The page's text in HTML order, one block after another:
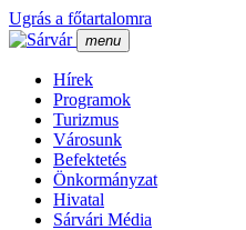
Ugrás a főtartalomra
menu
Hí­rek
Programok
Turizmus
Városunk
Befektetés
Önkormányzat
Hivatal
Sárvári Média